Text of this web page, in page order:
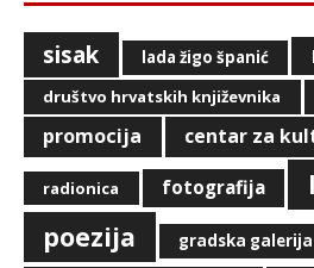
sisak lada žigo španić
društvo hrvatskih književnika
promocija centar za
radionica fotografija
poezija
gradska